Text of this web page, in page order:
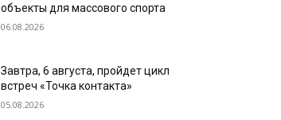
объекты для массового спорта
06.08.2026
Завтра, 6 августа, пройдет цикл
встреч «Точка контакта»
05.08.2026